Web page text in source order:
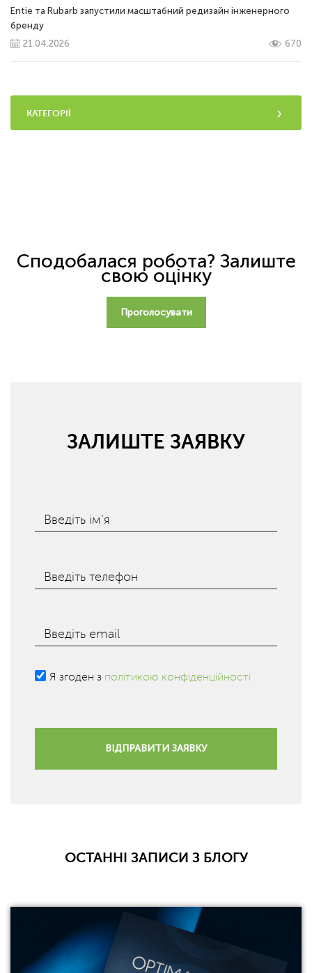
Entie та Rubarb запустили масштабний редизайн інженерного
бренду
21.04.2026
670
КАТЕГОРІЇ
Сподобалася робота? Залиште
свою оцінку
Проголосувати
ЗАЛИШТЕ ЗАЯВКУ
Введіть ім'я
Введіть телефон
Введіть email
Я згоден з політикою конфіденційності
ВІДПРАВИТИ ЗАЯВКУ
ОСТАННІ ЗАПИСИ З БЛОГУ